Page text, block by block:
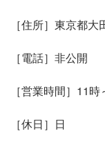
［住所］東京都
［電話］非公開
［営業時間］11
［休日］日